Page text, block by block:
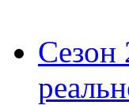
Сезон